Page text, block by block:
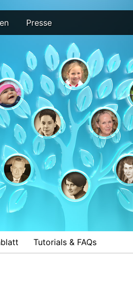
Presse
Tutorials & FAQs